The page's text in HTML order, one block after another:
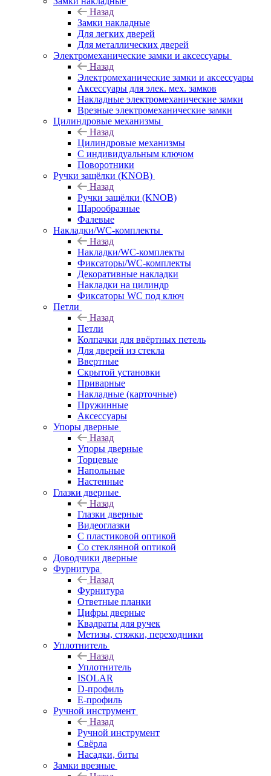
Назад
Замки накладные
Для легких дверей
Для металлических дверей
Электромеханические замки и аксессуары
Назад
Электромеханические замки и аксессуары
Аксессуары для элек. мех. замков
Накладные электромеханические замки
Врезные электромеханические замки
Цилиндровые механизмы
Назад
Цилиндровые механизмы
С индивидуальным ключом
Поворотники
Ручки защёлки (KNOB)
Назад
Ручки защёлки (KNOB)
Шарообразные
Фалевые
Накладки/WC-комплекты
Назад
Накладки/WC-комплекты
Фиксаторы/WC-комплекты
Декоративные накладки
Накладки на цилиндр
Фиксаторы WC под ключ
Петли
Назад
Петли
Колпачки для ввёртных петель
Для дверей из стекла
Ввертные
Скрытой установки
Приварные
Накладные (карточные)
Пружинные
Аксессуары
Упоры дверные
Назад
Упоры дверные
Торцевые
Напольные
Настенные
Глазки дверные
Назад
Глазки дверные
Видеоглазки
С пластиковой оптикой
Со стеклянной оптикой
Доводчики дверные
Фурнитура
Назад
Фурнитура
Ответные планки
Цифры дверные
Квадраты для ручек
Метизы, стяжки, переходники
Уплотнитель
Назад
Уплотнитель
ISOLAR
D-профиль
Е-профиль
Ручной инструмент
Назад
Ручной инструмент
Свёрла
Насадки, биты
Замки врезные